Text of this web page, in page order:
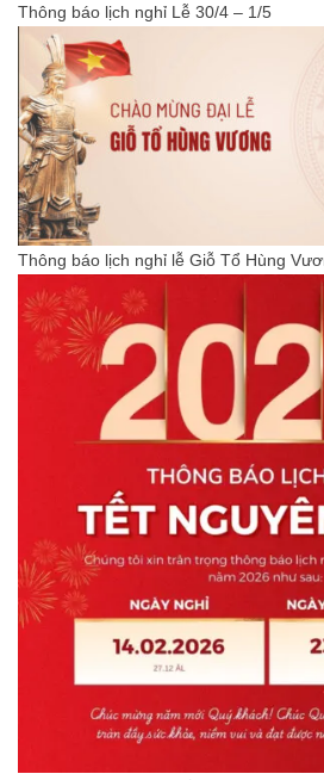
Thông báo lịch nghỉ Lễ 30/4 – 1/5
Thông báo lịch nghỉ lễ Giỗ Tổ Hùng